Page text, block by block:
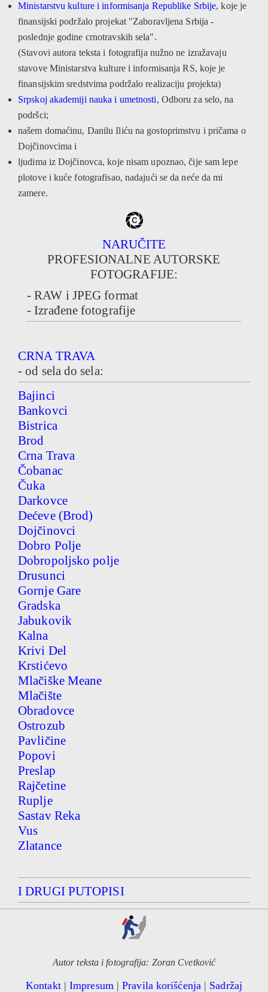
Ministarstvu kulture i informisanja Republike Srbije, koje je
finansijski podržalo projekat "Zaboravljena Srbija -
poslednje godine crnotravskih sela".
(Stavovi autora teksta i fotografija nužno ne izražavaju
stavove Ministarstva kulture i informisanja RS, koje je
finansijskim sredstvima podržalo realizaciju projekta)
Srpskoj akademiji nauka i umetnosti, Odboru za selo, na
podršci;
našem domaćinu, Danilu Iliću na gostoprimstvu i pričama o
Dojčinovcima i
ljudima iz Dojčinovca, koje nisam upoznao, čije sam lepe
plotove i kuće fotografisao, nadajući se da neće da mi
zamere.
NARUČITE
PROFESIONALNE AUTORSKE
FOTOGRAFIJE:
- RAW i JPEG format
- Izrađene fotografije
CRNA TRAVA
- od sela do sela:
Bajinci
Bankovci
Bistrica
Brod
Crna Trava
Čobanac
Čuka
Darkovce
Dećeve (Brod)
Dojčinovci
Dobro Polje
Dobropoljsko polje
Drusunci
Gornje Gare
Gradska
Jabukovik
Kalna
Krivi Del
Krstićevo
Mlačiške Meane
Mlačište
Obradovce
Ostrozub
Pavličine
Popovi
Preslap
Rajčetine
Ruplje
Sastav Reka
Vus
Zlatance
I DRUGI PUTOPISI
Autor teksta i fotografija: Zoran Cvetković
Kontakt|Impresum|Pravila korišćenja| Sadržaj